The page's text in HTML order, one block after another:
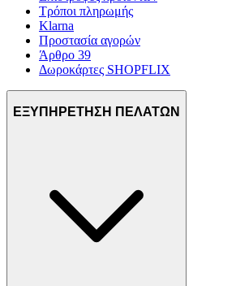
Τρόποι πληρωμής
Klarna
Προστασία αγορών
Άρθρο 39
Δωροκάρτες SHOPFLIX
ΕΞΥΠΗΡΕΤΗΣΗ ΠΕΛΑΤΩΝ